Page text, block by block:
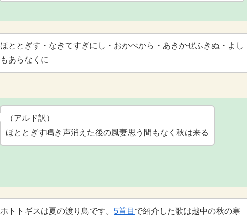
ほととぎす・なきてすぎにし・おかべから・あきかぜふきぬ・よし
もあらなくに
（アルド訳）
ほととぎす鳴き声消えた後の風妻思う間もなく秋は来る
ホトトギスは夏の渡り鳥です。 5首目 で紹介した歌は越中の秋の寒